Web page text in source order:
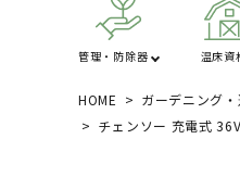
管理・防除器
噴霧器・防除
温床資
ハウス・ト
資材
ポンプ
芝刈り
清掃用品
溶接機
除雪機
あ行
HOME ガーデニング
チェンソー 充電式